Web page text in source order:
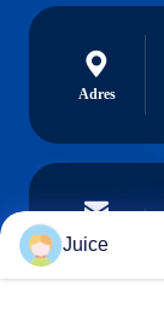
Adres
E-mailen
Juice